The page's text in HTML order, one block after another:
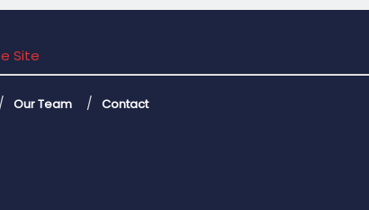
Site
Our Team Contact